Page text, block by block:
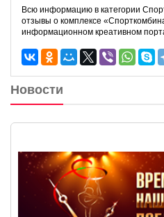
Всю информацию в категории
отзывы о комплексе
информационном креативном
Новости